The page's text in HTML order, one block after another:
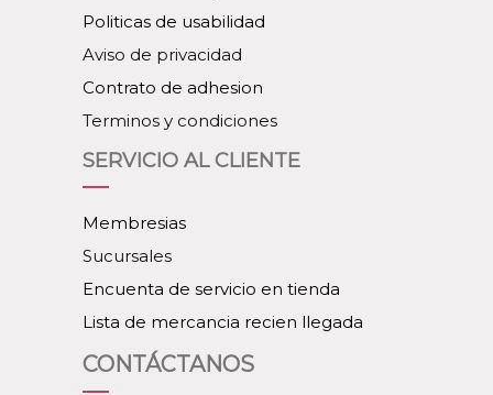
Politicas de usabilidad
Aviso de privacidad
Contrato de adhesion
Terminos y condiciones
SERVICIO AL CLIENTE
Membresias
Sucursales
Encuenta de servicio en tienda
Lista de mercancia recien llegada
CONTÁCTANOS